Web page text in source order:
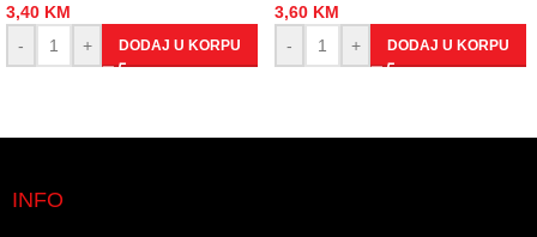
3,40 KM
-
+ DODAJ U KORPU
3,60 KM
-
+ DODAJ U KORPU
INFO